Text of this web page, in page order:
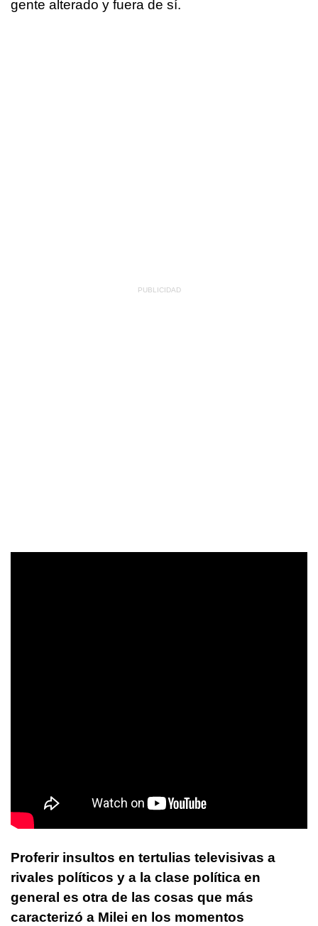
gente alterado y fuera de sí.
Proferir insultos en tertulias televisivas a
rivales políticos y a la clase política en
general es otra de las cosas que más
caracterizó a Milei en los momentos